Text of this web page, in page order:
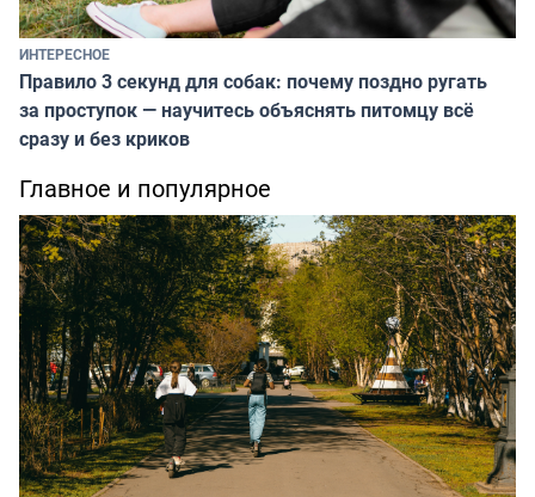
ИНТЕРЕСНОЕ
Правило 3 секунд для собак: почему поздно ругать
за проступок — научитесь объяснять питомцу всё
сразу и без криков
Главное и популярное